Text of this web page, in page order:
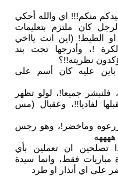
منكم!!! اي والله أحكي
كان ملتزم بتعليمات
او الطيط! (اين انت يااخي
!، وأدرجها تحت بند
نظريته!!؟
باين عليه كان أسم على
جميعا!، لولو تظهر
لفاديا!!، وعقبال (مس
وماخضر!، وهو رجس
تصلحين ان تعملين بأي
فقط، وانما سيدة
على اي أنذار او طرد